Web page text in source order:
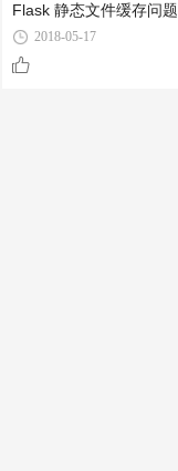
Flask 静态文件缓存问题
2018-05-17